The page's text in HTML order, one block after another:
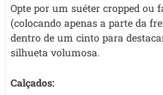
Opte por um suéter cropped ou
(colocando apenas a parte da
dentro de um cinto para
silhueta volumosa.
Calçados: